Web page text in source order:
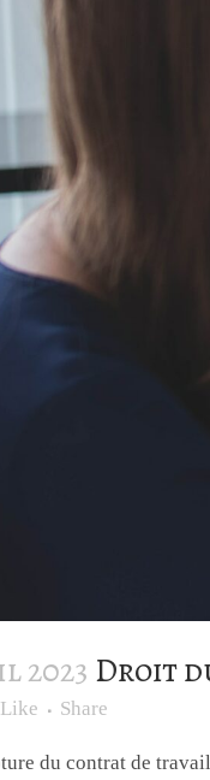
2023 Droit
Like Share
du contrat de